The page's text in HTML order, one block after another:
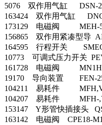
5076 双作用气缸 DSN-
163424 双作用气缸
173129 电磁阀 MEH-5/
156865 双作用紧凑型导
164595 行程开关
10773 可调式压力开关
161728 电磁阀 MN1H-
19170 导向装置 FEN-
104211 易耗件
104207 易耗件 MFH-
153147 Y形管快插接头
163142 电磁阀 CPE18-